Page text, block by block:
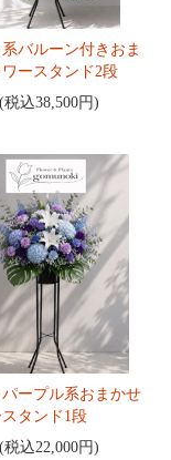
バルーン付きおま
ースタンド2段
税込38,500円)
ープル系おまかせ
タンド1段
税込22,000円)